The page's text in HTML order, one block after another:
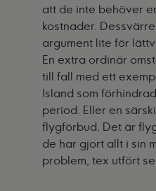
att de inte behöver
kostnader.
argument lite för
En extra ordinär
till fall med ett
Island som
period. Eller en
flygförbud. Det är
de har gjort allt i sin
problem, tex utfört